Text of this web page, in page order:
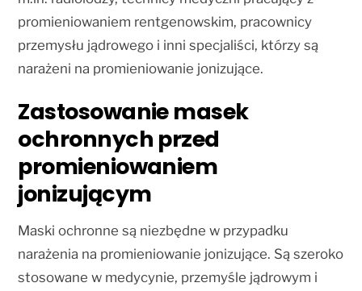
promieniowaniem rentgenowskim, pracownicy
przemysłu jądrowego i inni specjaliści, którzy są
narażeni na promieniowanie jonizujące.
Zastosowanie masek
ochronnych przed
promieniowaniem
jonizującym
Maski ochronne są niezbędne w przypadku
narażenia na promieniowanie jonizujące. Są szeroko
stosowane w medycynie, przemyśle jądrowym i